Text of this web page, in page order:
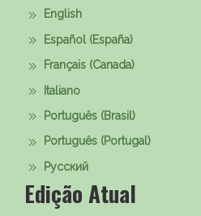
English
Español (España)
Français (Canada)
Italiano
Português (Brasil)
Português (Portugal)
Русский
Edição Atual